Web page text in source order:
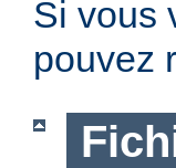
Si vous
pouvez